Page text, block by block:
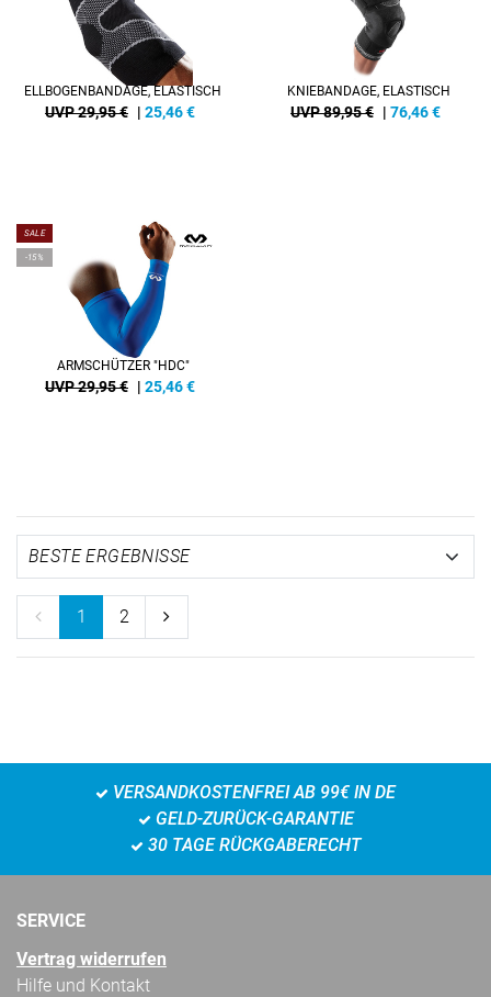
ELLBOGENBANDAGE, ELASTISCH
UVP 29,95 € | 25,46€
KNIEBANDAGE, ELASTISCH
UVP 89,95 € | 76,46€
SALE
-15%
ARMSCHÜTZER "HDC"
UVP 29,95 € | 25,46€
1 2
VERSANDKOSTENFREI AB 99€ IN DE
GELD-ZURÜCK-GARANTIE
30 TAGE RÜCKGABERECHT
SERVICE
Vertrag widerrufen
Hilfe und Kontakt